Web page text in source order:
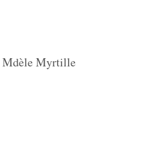
Mdèle Myrtille